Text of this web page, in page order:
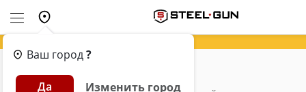
Ваш город?
Да Изменить город
Главная